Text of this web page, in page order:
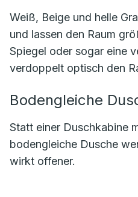
Weiß, Beige und helle
und lassen den Raum
Spiegel oder sogar eine
verdoppelt optisch den
Bodengleiche
Statt einer Duschkabine
bodengleiche Dusche
wirkt offener.